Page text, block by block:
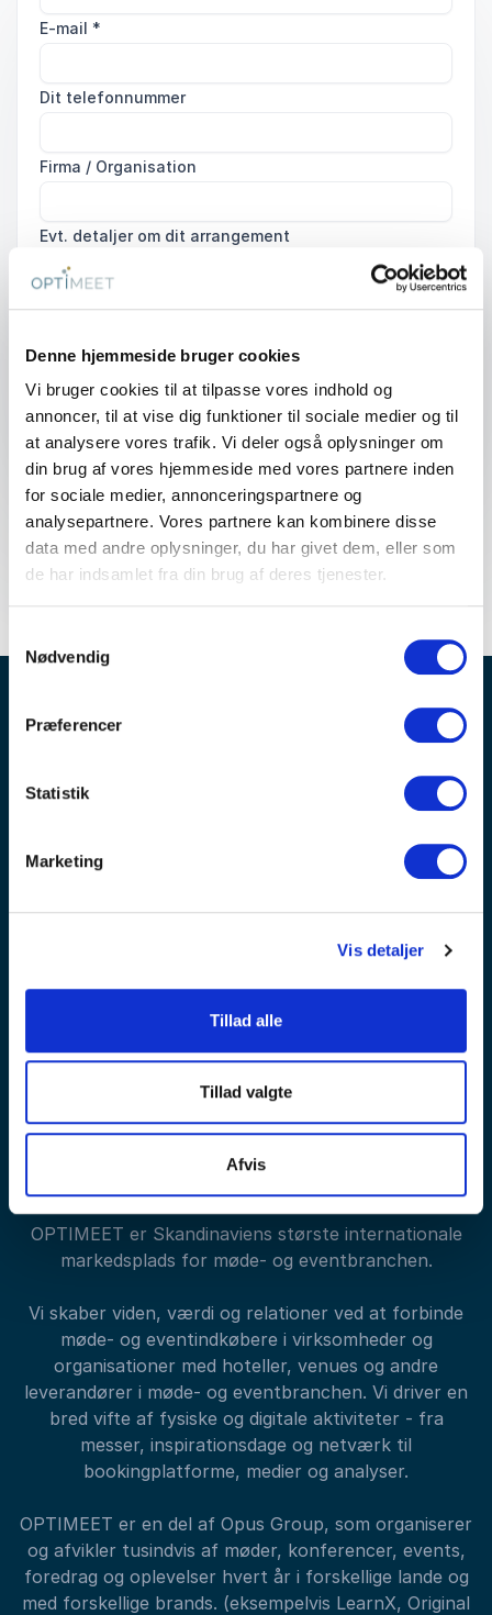
Denne hjemmeside bruger cookies
Vi bruger cookies til at tilpasse vores indhold og
annoncer, til at vise dig funktioner til sociale medier og til
at analysere vores trafik. Vi deler også oplysninger om
din brug af vores hjemmeside med vores partnere inden
for sociale medier, annonceringspartnere og
analysepartnere. Vores partnere kan kombinere disse
data med andre oplysninger, du har givet dem, eller som
de har indsamlet fra din brug af deres tjenester.
Nødvendig
Præferencer
Statistik
Marketing
Vis detaljer
Tillad alle
Tillad valgte
Afvis
E-mail *
Dit telefonnummer
Firma / Organisation
Evt. detaljer om dit arrangement
Send forespørgsel
Bliv inspireret – OPTIMEET nyhedsbrev er
Modtag invitationer til spændende arrangementer og
idéer til planlægning af møder og events
OPTIMEET er Skandinaviens største internationale
markedsplads for møde- og eventbranchen.
Vi skaber viden, værdi og relationer ved at forbinde
møde- og eventindkøbere i virksomheder og
organisationer med hoteller, venues og andre
leverandører i møde- og eventbranchen. Vi driver en
bred vifte af fysiske og digitale aktiviteter - fra
messer, inspirationsdage og netværk til
bookingplatforme, medier og analyser.
OPTIMEET er en del af Opus Group, som organiserer
og afvikler tusindvis af møder, konferencer, events,
foredrag og oplevelser hvert år i forskellige lande og
med forskellige brands. (eksempelvis LearnX, Original